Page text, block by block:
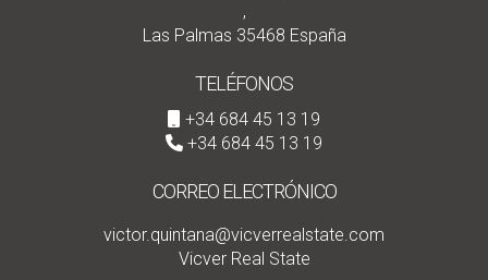
,
Las Palmas 35468 España
TELÉFONOS
+34 684 45 13 19
+34 684 45 13 19
CORREO ELECTRÓNICO
victor.quintana@vicverrealstate.com
Vicver Real State